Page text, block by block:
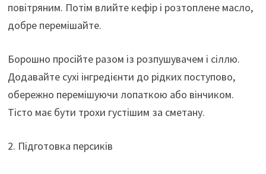
повітряним. Потім влийте кефір і розтоплене масло,
добре перемішайте.
Борошно просійте разом із розпушувачем і сіллю.
Додавайте сухі інгредієнти до рідких поступово,
обережно перемішуючи лопаткою або вінчиком.
Тісто має бути трохи густішим за сметану.
2. Підготовка персиків